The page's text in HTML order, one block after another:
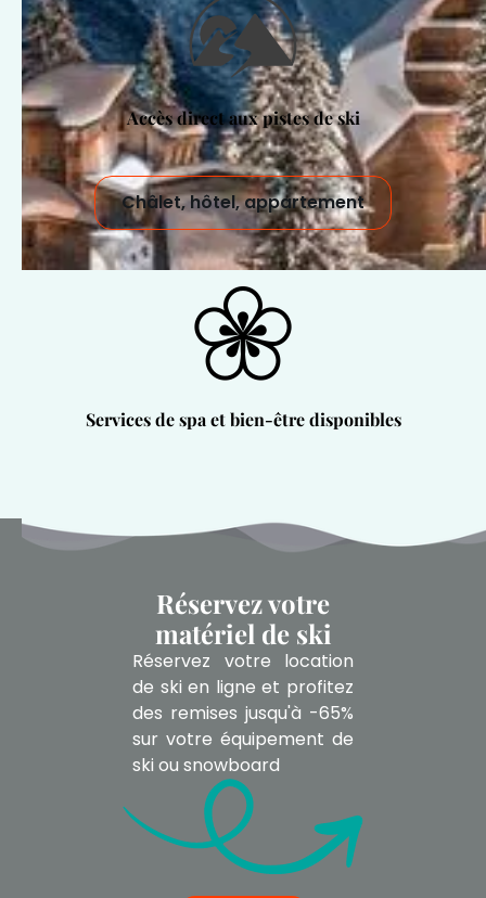
Accès direct aux pistes de ski
Châlet, hôtel, appartement
Services de spa et bien-être disponibles
Réservez votre
matériel de ski
Réservez votre location
de ski en ligne et profitez
des remises jusqu'à -65%
sur votre équipement de
ski ou snowboard